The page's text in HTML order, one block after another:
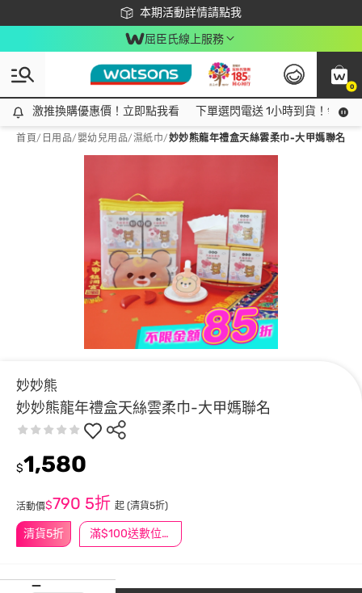
本期活動詳情請點我
下載app最高回饋$350
屈臣氏線上服務
0
激推換購優惠價！立即點我看
激推換購優惠價！立即點我看 下單選閃電送 1小時到貨！領神
首頁/ 日用品/嬰幼兒用品/濕紙巾/妙妙熊龍年禮盒天絲雲柔巾-大甲媽聯名
妙妙熊
妙妙熊龍年禮盒天絲雲柔巾-大甲媽聯名
清貨5折 滿$100送數位印花
$1,580
活動價$790 5折 起 (清貨5折)